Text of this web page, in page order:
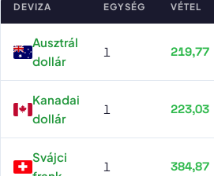
DEVIZA EGYSÉG VÉTEL
Ausztrál
dollár
1 219,77
Kanadai
dollár
1 223,03
Svájci
1 384,87